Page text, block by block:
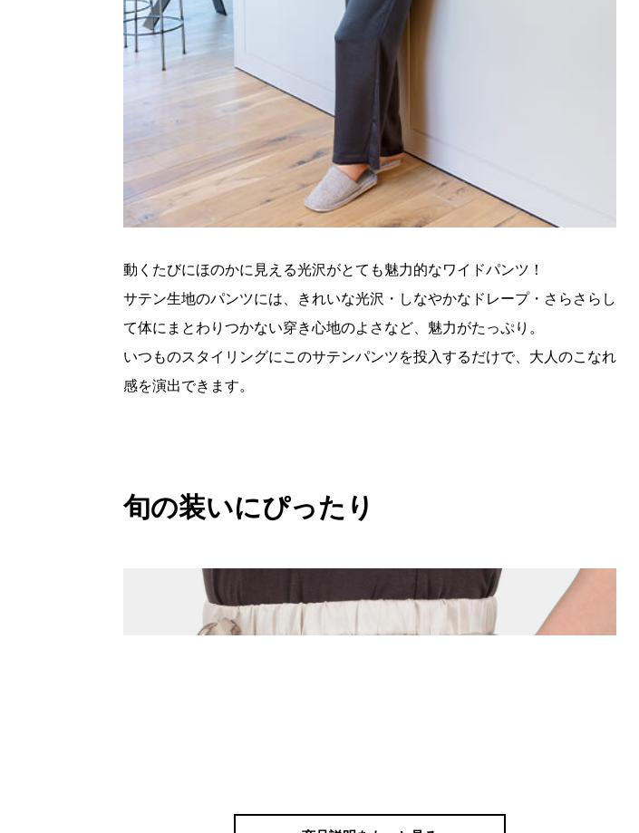
動くたびにほのかに見える光沢がとても魅力的なワイドパンツ！
サテン生地のパンツには、きれいな光沢・しなやかなドレープ・さらさらし
て体にまとわりつかない穿き心地のよさなど、魅力がたっぷり。
いつものスタイリングにこのサテンパンツを投入するだけで、大人のこなれ
感を演出できます。
旬の装いにぴったり